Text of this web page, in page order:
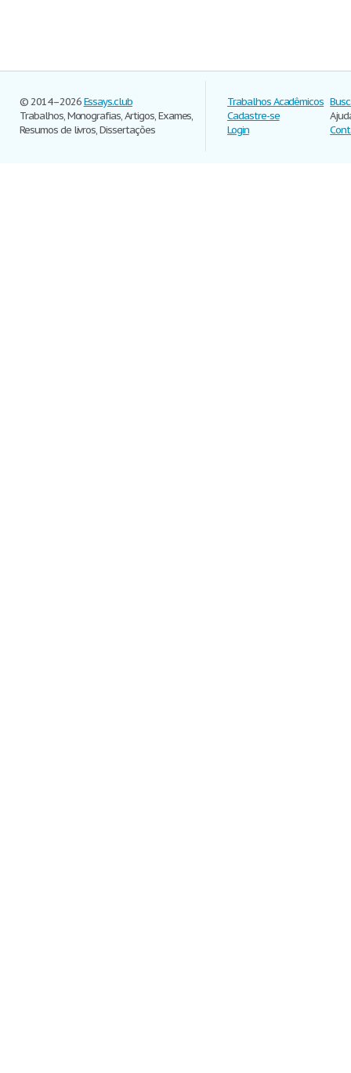
© 2014–2026Essays.club
Trabalhos, Monografias, Artigos, Exames,
Resumos de livros, Dissertações
Trabalhos Acadêmicos
Cadastre-se
Login